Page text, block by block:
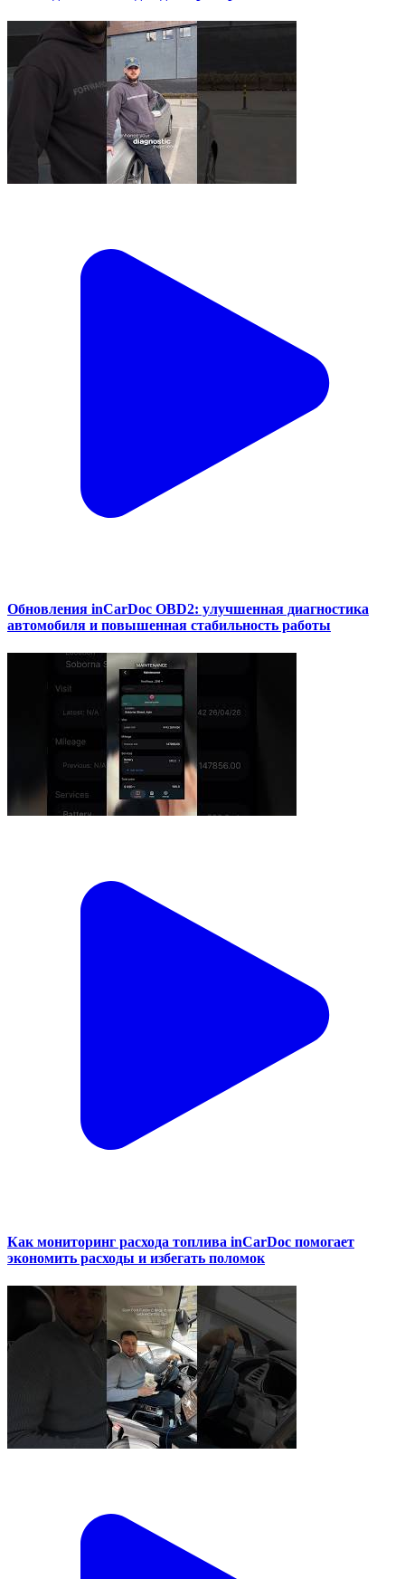
Обновления inCarDoc OBD2: улучшенная диагностика
автомобиля и повышенная стабильность работы
Как мониторинг расхода топлива inCarDoc помогает
экономить расходы и избегать поломок